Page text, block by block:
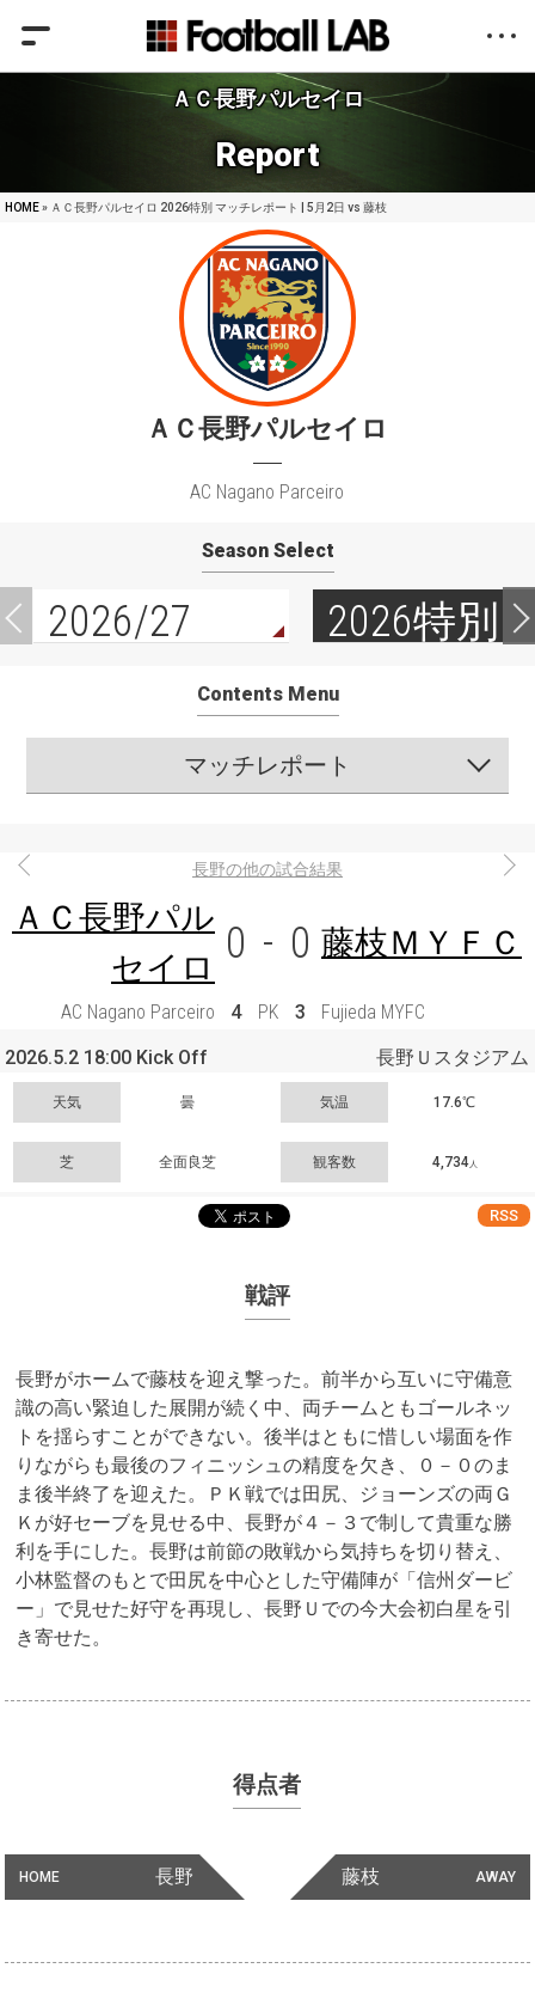
ＡＣ長野パルセイロ
Report
HOME» ＡＣ長野パルセイロ 2026特別 マッチレポート | 5月2日 vs 藤枝
ＡＣ長野パルセイロ
AC Nagano Parceiro
Season Select
2026/27 2026特別
Contents Menu
マッチレポート
長野の他の試合結果
ＡＣ長野パル
セイロ 0 - 0 藤枝ＭＹＦＣ
AC Nagano Parceiro 4 PK 3
Fujieda MYFC
2026.5.2 18:00 Kick Off
長野Ｕスタジアム
天気 曇 気温 17.6℃
芝 全面良芝 観客数 4,734人
RSS
戦評
長野がホームで藤枝を迎え撃った。前半から互いに守備意
識の高い緊迫した展開が続く中、両チームともゴールネッ
トを揺らすことができない。後半はともに惜しい場面を作
りながらも最後のフィニッシュの精度を欠き、０－０のま
ま後半終了を迎えた。ＰＫ戦では田尻、ジョーンズの両Ｇ
Ｋが好セーブを見せる中、長野が４－３で制して貴重な勝
利を手にした。長野は前節の敗戦から気持ちを切り替え、
小林監督のもとで田尻を中心とした守備陣が「信州ダービ
ー」で見せた好守を再現し、長野Ｕでの今大会初白星を引
き寄せた。
得点者
HOME 長野 AWAY
藤枝